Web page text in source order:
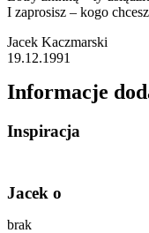
I zaprosisz – kogo
Jacek Kaczmarski
19.12.1991
Informacje
Inspiracja
Jacek o
brak